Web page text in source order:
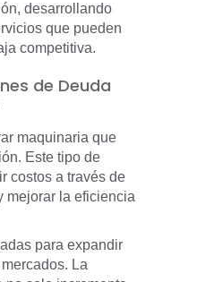
desarrollando
que pueden
competitiva.
de Deuda
maquinaria que
Este tipo de
costos a través de
mejorar la eficiencia
para expandir
La